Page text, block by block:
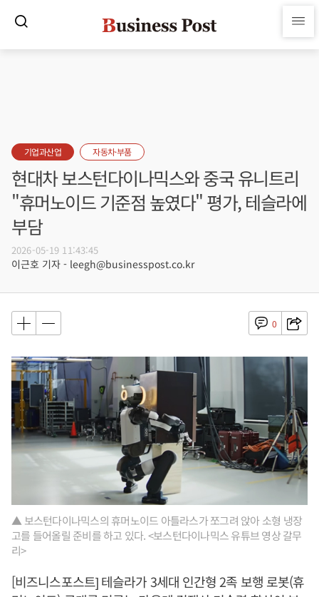
기업과산업 자동차·부품
현대차 보스턴다이나믹스와 중국 유니트리
"휴머노이드 기준점 높였다" 평가, 테슬라에
부담
2026-05-19 11:43:45
이근호 기자 - leegh@businesspost.co.kr
0
▲ 보스턴다이나믹스의 휴머노이드 아틀라스가 쪼그려 앉아 소형 냉장
고를 들어올릴 준비를 하고 있다. <보스턴다이나믹스 유튜브 영상 갈무
리>
[비즈니스포스트] 테슬라가 3세대 인간형 2족 보행 로봇(휴